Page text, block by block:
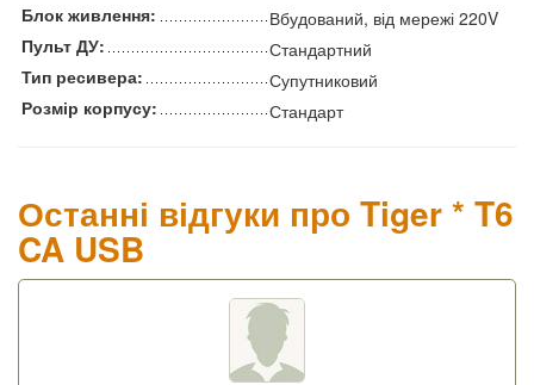
Блок живлення:
Вбудований, від мережі 220V
Пульт ДУ:
Стандартний
Тип ресивера:
Супутниковий
Розмір корпусу:
Стандарт
Останні відгуки про Tiger * T6
CA USB